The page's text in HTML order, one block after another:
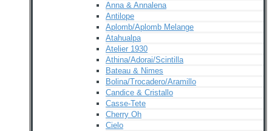
Anna & Annalena
Antilope
Aplomb/Aplomb Melange
Atahualpa
Atelier 1930
Athina/Adorai/Scintilla
Bateau & Nimes
Bolina/Trocadero/Aramillo
Candice & Cristallo
Casse-Tete
Cherry Oh
Cielo